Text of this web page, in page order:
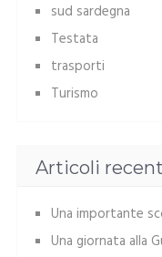
sud sardegna
Testata
trasporti
Turismo
Articoli
Una importante
Una giornata alla